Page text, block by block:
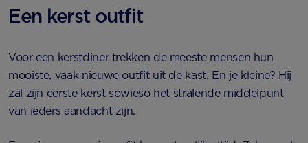
Een kerst outfit
Voor een kerstdiner trekken de meeste mensen hun
mooiste, vaak nieuwe outfit uit de kast. En je kleine? Hij
zal zijn eerste kerst sowieso het stralende middelpunt
van ieders aandacht zijn.